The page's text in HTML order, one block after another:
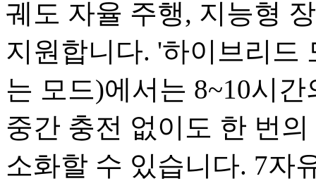
궤도 자율 주행, 지능형
지원합니다. '하이브리드
는 모드)에서는 8~10시
중간 충전 없이도 한 번
소화할 수 있습니다. 7자